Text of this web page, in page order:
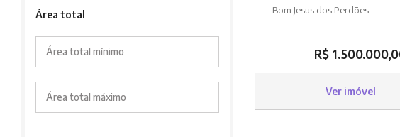
Bom Jesus dos Perdões
R$
Ver imóvel
Área total
Área total mínimo
Área total máximo